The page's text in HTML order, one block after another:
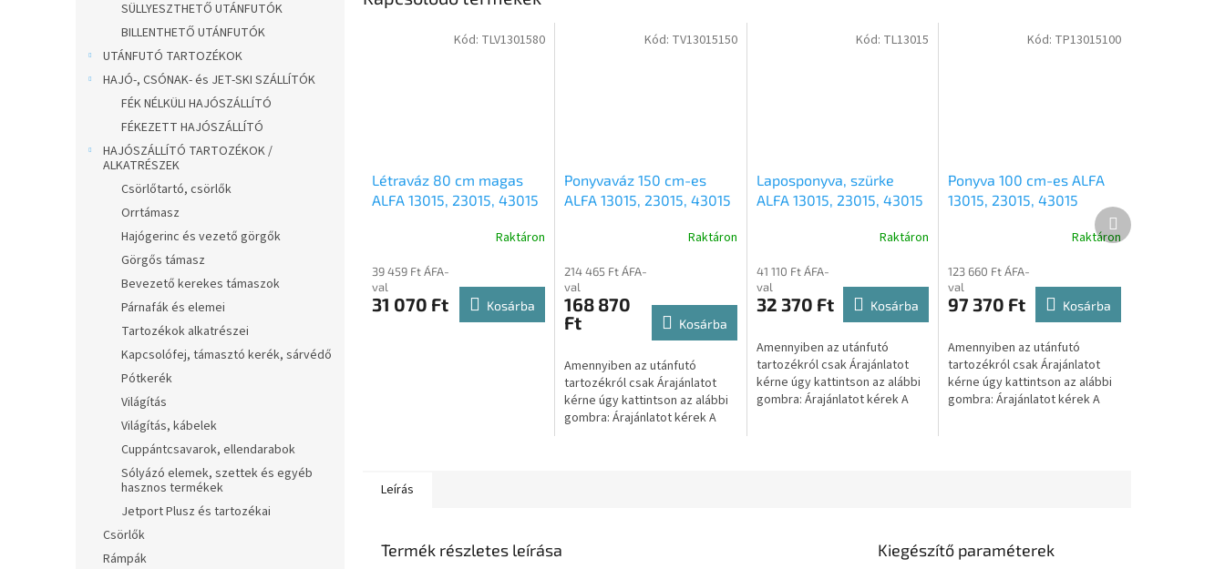
SÜLLYESZTHETŐ UTÁNFUTÓK
BILLENTHETŐ UTÁNFUTÓK
UTÁNFUTÓ TARTOZÉKOK
HAJÓ-, CSÓNAK- és JET-SKI SZÁLLÍTÓK
FÉK NÉLKÜLI HAJÓSZÁLLÍTÓ
FÉKEZETT HAJÓSZÁLLÍTÓ
HAJÓSZÁLLÍTÓ TARTOZÉKOK /
ALKATRÉSZEK
Csörlőtartó, csörlők
Orrtámasz
Hajógerinc és vezető görgők
Görgős támasz
Bevezető kerekes támaszok
Párnafák és elemei
Tartozékok alkatrészei
Kapcsolófej, támasztó kerék, sárvédő
Pótkerék
Világítás
Világítás, kábelek
Cuppántcsavarok, ellendarabok
Sólyázó elemek, szettek és egyéb
hasznos termékek
Jetport Plusz és tartozékai
Csörlők
Rámpák
Létraváz 80 cm magas
ALFA 13015, 23015, 43015
Raktáron
39 459 Ft ÁFA-
val
31 070 Ft Kosárba
Kód: TLV1301580
Ponyvaváz 150 cm-es
ALFA 13015, 23015, 43015
Raktáron
214 465 Ft ÁFA-
val
168 870
Ft
Kosárba
Amennyiben az utánfutó
tartozékról csak Árajánlatot
kérne úgy kattintson az alábbi
gombra: Árajánlatot kérek A
Kód: TV13015150
Laposponyva, szürke
ALFA 13015, 23015, 43015
Raktáron
41 110 Ft ÁFA-
val
32 370 Ft Kosárba
Amennyiben az utánfutó
tartozékról csak Árajánlatot
kérne úgy kattintson az alábbi
gombra: Árajánlatot kérek A
Kód: TL13015
Ponyva 100 cm-es ALFA
13015, 23015, 43015
utánfutóhoz TP13015100
Raktáron
123 660 Ft ÁFA-
val
97 370 Ft Kosárba
Amennyiben az utánfutó
tartozékról csak Árajánlatot
kérne úgy kattintson az alábbi
gombra: Árajánlatot kérek A
Kód: TP13015100
Következő
termék
Leírás
Termék részletes leírása Kiegészítő paraméterek